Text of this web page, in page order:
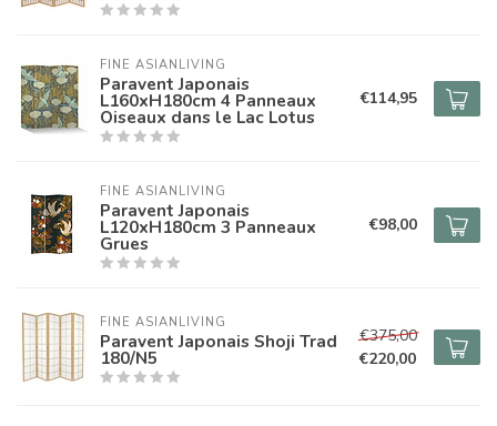
FINE ASIANLIVING
Paravent Japonais
L160xH180cm 4 Panneaux
Oiseaux dans le Lac Lotus
€114,95
FINE ASIANLIVING
Paravent Japonais
L120xH180cm 3 Panneaux
Grues
€98,00
FINE ASIANLIVING
Paravent Japonais Shoji Trad
180/N5
€375,00
€220,00